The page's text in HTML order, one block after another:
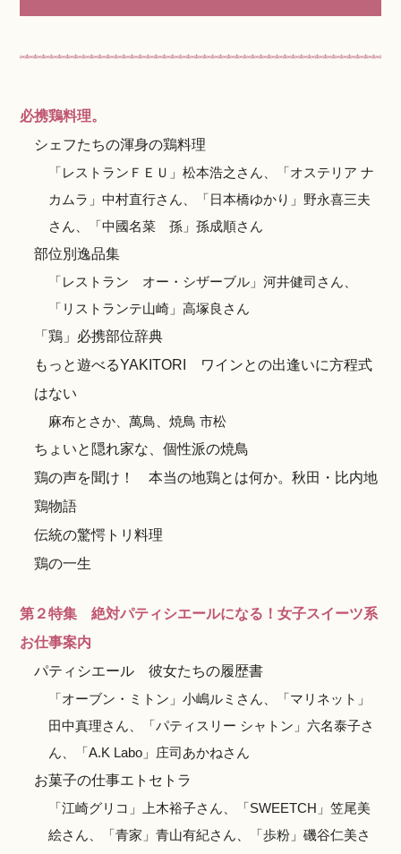
必携鶏料理。
シェフたちの渾身の鶏料理
「レストランＦＥＵ」松本浩之さん、「オステリア ナ
カムラ」中村直行さん、「日本橋ゆかり」野永喜三夫
さん、「中國名菜 孫」孫成順さん
部位別逸品集
「レストラン オー・シザーブル」河井健司さん、
「リストランテ山崎」高塚良さん
「鶏」必携部位辞典
もっと遊べるYAKITORI ワインとの出逢いに方程式
はない
麻布とさか、萬鳥、焼鳥 市松
ちょいと隠れ家な、個性派の焼鳥
鶏の声を聞け！ 本当の地鶏とは何か。秋田・比内地
鶏物語
伝統の驚愕トリ料理
鶏の一生
第２特集 絶対パティシエールになる！女子スイーツ系
お仕事案内
パティシエール 彼女たちの履歴書
「オーブン・ミトン」小嶋ルミさん、「マリネット」
田中真理さん、「パティスリー シャトン」六名泰子さ
ん、「A.K Labo」庄司あかねさん
お菓子の仕事エトセトラ
「江崎グリコ」上木裕子さん、「SWEETCH」笠尾美
絵さん、「青家」青山有紀さん、「歩粉」磯谷仁美さ